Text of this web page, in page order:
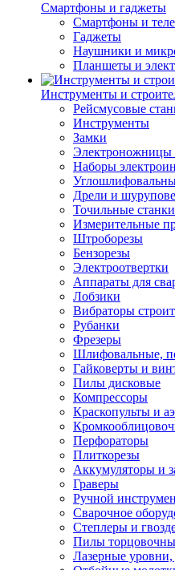
Смартфоны и гаджеты
Смартфоны и
Гаджеты
Наушники и
Планшеты и
Инструменты и
Рейсмусовые
Инструменты
Замки
Электроножницы
Наборы
Дрели и
Точильные станки
Измерительные
Штроборезы
Бензорезы
Электроотвертки
Аппараты для
Лобзики
Вибраторы
Рубанки
Фрезеры
Шлифовальные,
Гайковерты и
Пилы дисковые
Компрессоры
Краскопульты и
Перфораторы
Плиткорезы
Аккумуляторы и
Граверы
Ручной
Сварочное
Степлеры и
Пилы
Лазерные